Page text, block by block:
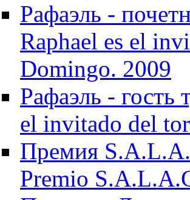
Рафаэль -
Raphael es el
Domingo. 2009
Рафаэль - гость
el invitado del
Премия
Premio